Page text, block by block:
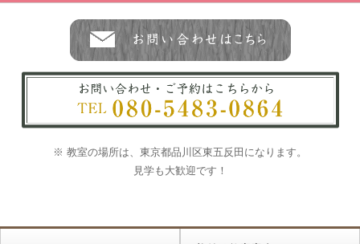
※ 教室の場所は、東京都品川区東五反田になります。
見学も大歓迎です！